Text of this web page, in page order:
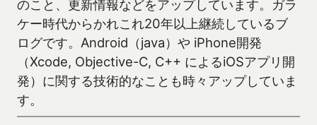
のこと、更新情報などをアップしています。ガラ
ケー時代からかれこれ20年以上継続しているブ
ログです。Android（java）や iPhone開発
（Xcode, Objective-C, C++ によるiOSアプリ開
発）に関する技術的なことも時々アップしていま
す。